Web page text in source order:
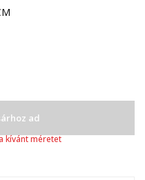
ad
kívánt méretet